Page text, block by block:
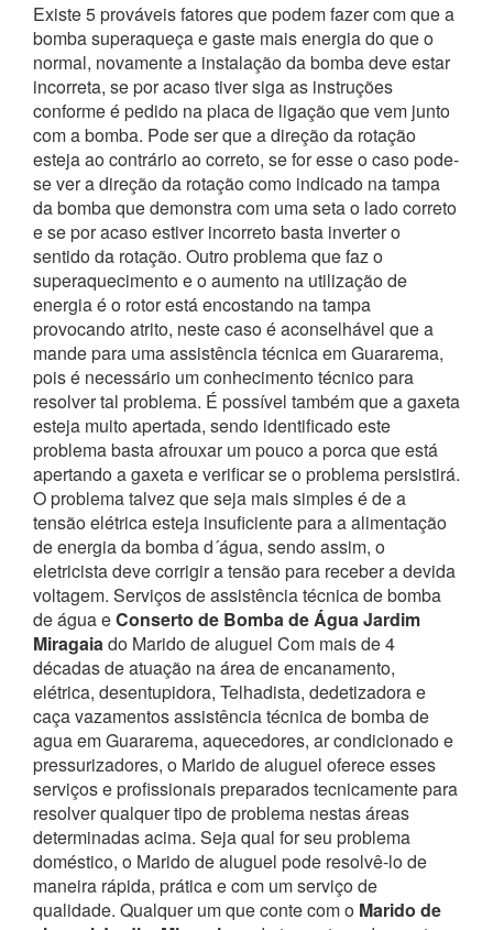
Existe 5 prováveis fatores que podem fazer com que a
bomba superaqueça e gaste mais energia do que o
normal, novamente a instalação da bomba deve estar
incorreta, se por acaso tiver siga as instruções
conforme é pedido na placa de ligação que vem junto
com a bomba. Pode ser que a direção da rotação
esteja ao contrário ao correto, se for esse o caso pode-
se ver a direção da rotação como indicado na tampa
da bomba que demonstra com uma seta o lado correto
e se por acaso estiver incorreto basta inverter o
sentido da rotação. Outro problema que faz o
superaquecimento e o aumento na utilização de
energia é o rotor está encostando na tampa
provocando atrito, neste caso é aconselhável que a
mande para uma assistência técnica em Guararema,
pois é necessário um conhecimento técnico para
resolver tal problema. É possível também que a gaxeta
esteja muito apertada, sendo identificado este
problema basta afrouxar um pouco a porca que está
apertando a gaxeta e verificar se o problema persistirá.
O problema talvez que seja mais simples é de a
tensão elétrica esteja insuficiente para a alimentação
de energia da bomba d´água, sendo assim, o
eletricista deve corrigir a tensão para receber a devida
voltagem. Serviços de assistência técnica de bomba
de água eConserto de Bomba de Água Jardim
Miragaiado Marido de aluguel Com mais de 4
décadas de atuação na área de encanamento,
elétrica, desentupidora, Telhadista, dedetizadora e
caça vazamentos assistência técnica de bomba de
agua em Guararema, aquecedores, ar condicionado e
pressurizadores, o Marido de aluguel oferece esses
serviços e profissionais preparados tecnicamente para
resolver qualquer tipo de problema nestas áreas
determinadas acima. Seja qual for seu problema
doméstico, o Marido de aluguel pode resolvê-lo de
maneira rápida, prática e com um serviço de
qualidade. Qualquer um que conte com o Marido de